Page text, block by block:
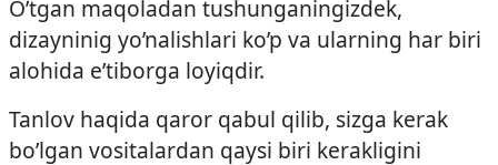
O’tgan maqoladan tushunganingizdek,
dizayninig yo’nalishlari ko’p va ularning har biri
alohida e’tiborga loyiqdir.
Tanlov haqida qaror qabul qilib, sizga kerak
bo’lgan vositalardan qaysi biri kerakligini